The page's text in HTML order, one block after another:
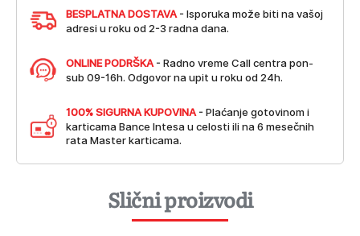
BESPLATNA DOSTAVA - Isporuka može biti na vašoj
adresi u roku od 2-3 radna dana.
ONLINE PODRŠKA - Radno vreme Call centra pon-
sub 09-16h. Odgovor na upit u roku od 24h.
100% SIGURNA KUPOVINA - Plaćanje gotovinom i
karticama Bance Intesa u celosti ili na 6 mesečnih
rata Master karticama.
Slični proizvodi